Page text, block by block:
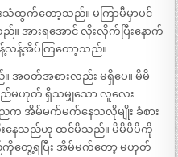
သံထွက်တော့သည်။ မကြာမီမှာပင်
ားရအောင် လိုးလိုက်ပြီးနောက်
လန့်အိပ်ကြတော့သည်။
အဝတ်အစားလည်း မရှိပေ။ မိမိ
မဟုတ် ရှိသမျှသော လူလေး
က အိမ်မက်မက်နေသလိုမျိုး ခံစား
ေသည်ဟု ထင်မိသည်။ မိမိပိပိကို
ကိုတွေ့ရပြီး အိမ်မက်တော့ မဟုတ်